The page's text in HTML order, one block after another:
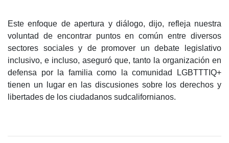
Este enfoque de apertura y diálogo, dijo, refleja nuestra
voluntad de encontrar puntos en común entre diversos
sectores sociales y de promover un debate legislativo
inclusivo, e incluso, aseguró que, tanto la organización en
defensa por la familia como la comunidad LGBTTTIQ+
tienen un lugar en las discusiones sobre los derechos y
libertades de los ciudadanos sudcalifornianos.